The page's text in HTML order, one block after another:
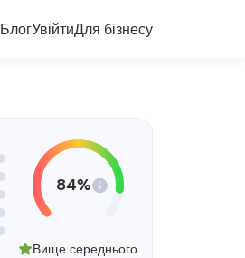
БлогУвійтиДля бізнесу
84%
Вище середнього